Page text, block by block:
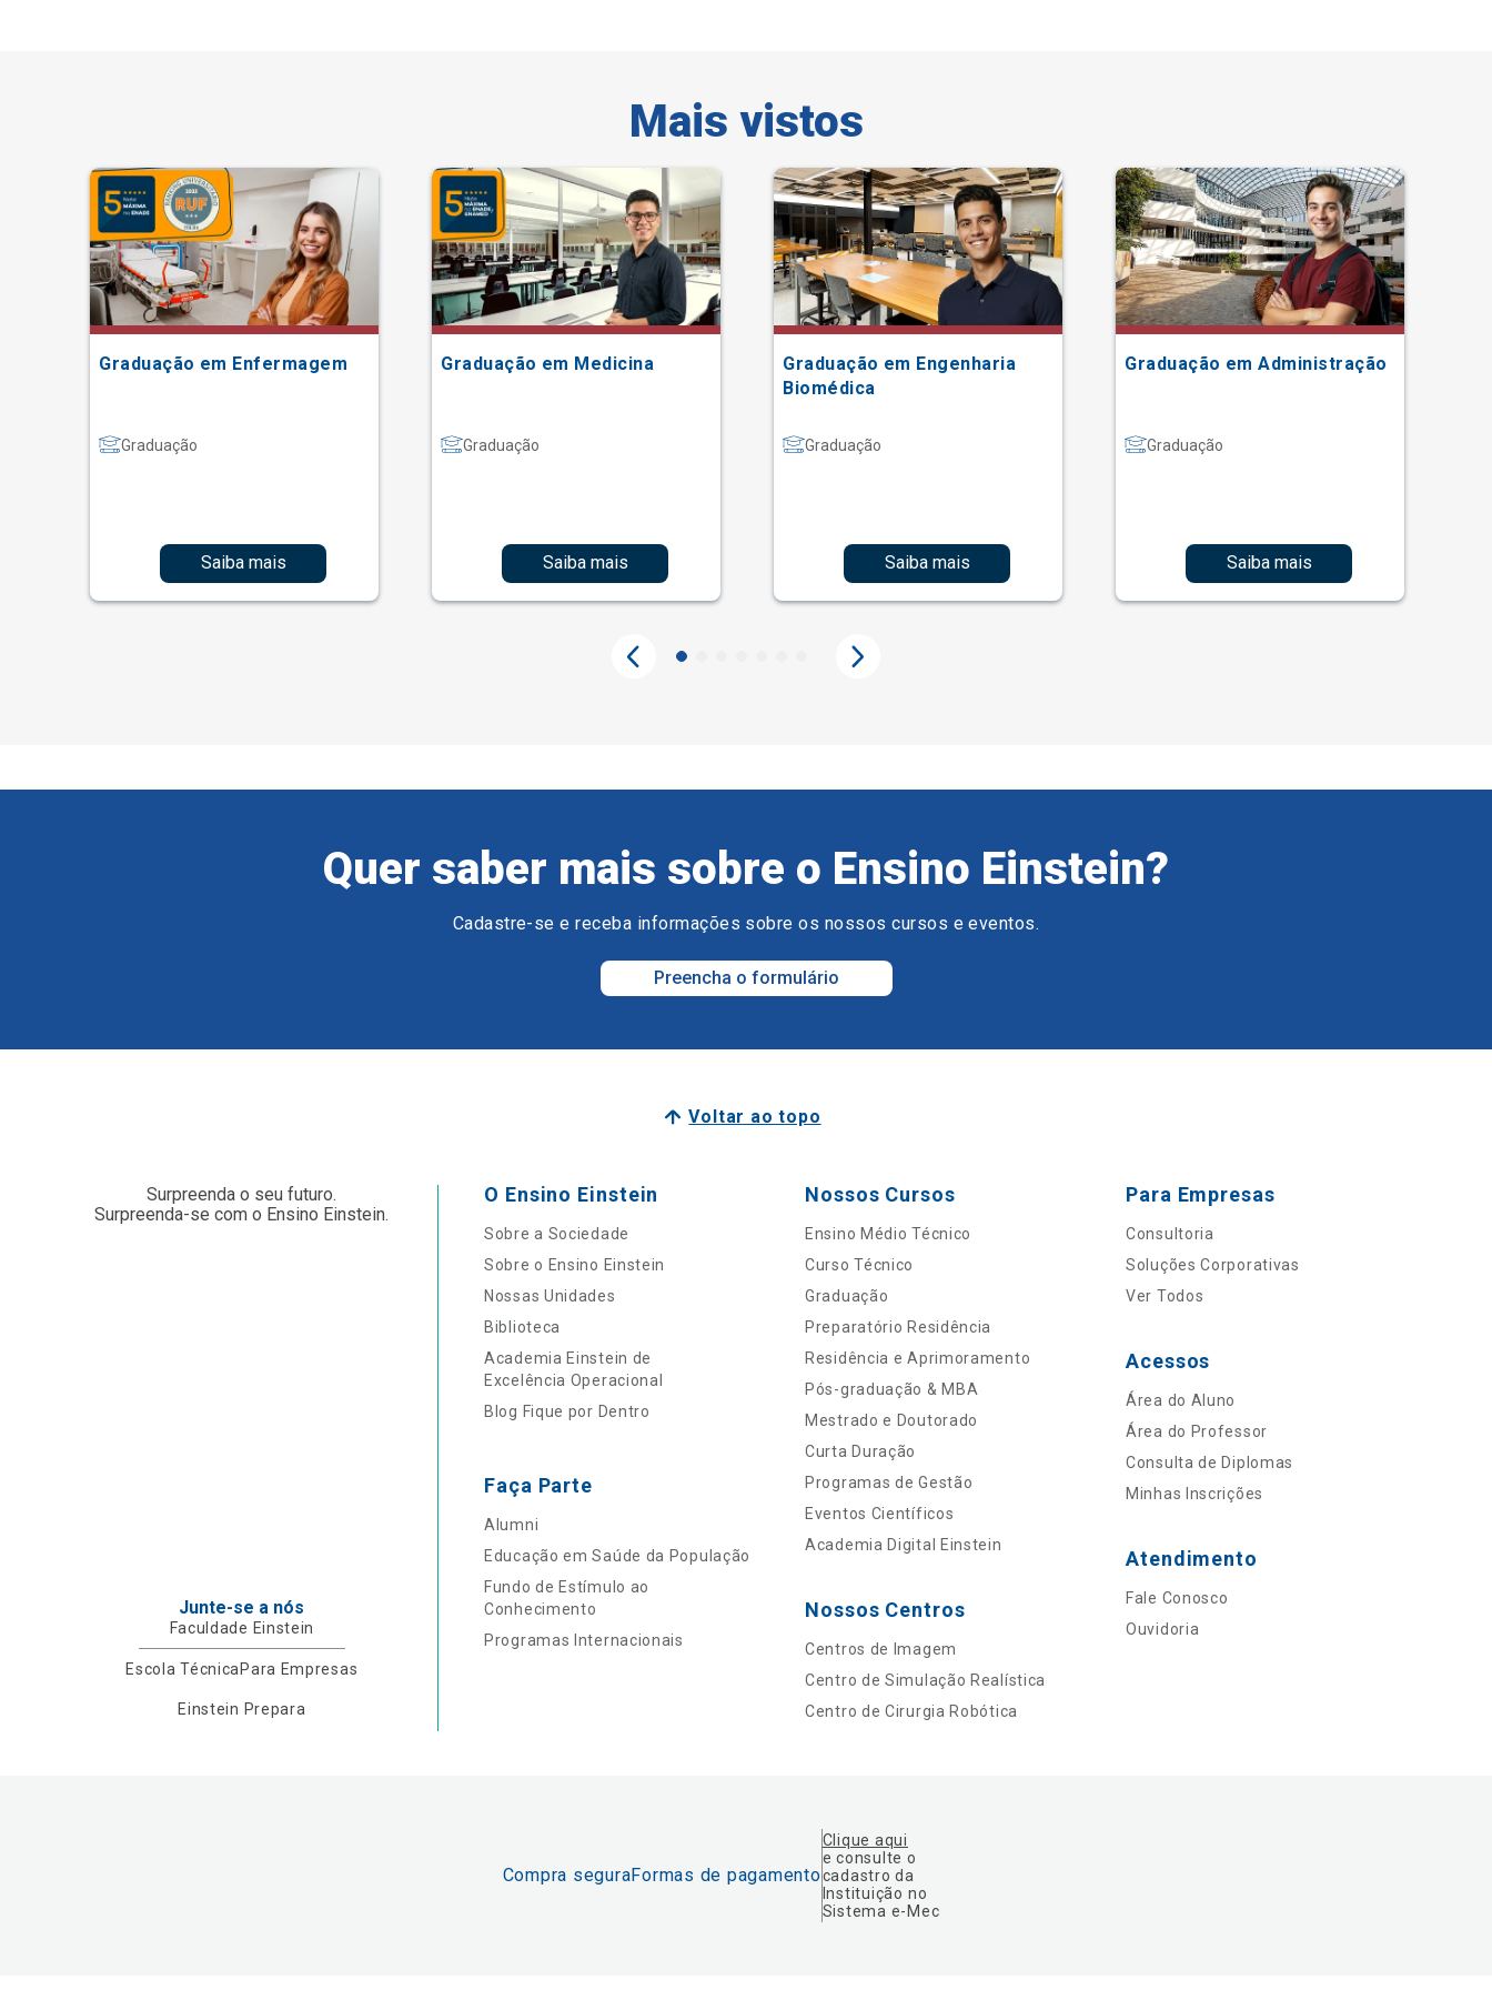
Mais vistos
Graduação em Enfermagem
Graduação
Saiba mais
Graduação em Medicina
Graduação
Saiba mais
Graduação em Engenharia
Biomédica
Graduação
Saiba mais
Graduação em Administração
Graduação
Saiba mais
Quer saber mais sobre o Ensino Einstein?
Cadastre-se e receba informações sobre os nossos cursos e eventos.
Preencha o formulário
Voltar ao topo
Surpreenda o seu futuro.
Surpreenda-se com o Ensino Einstein.
Junte-se a nós
Faculdade Einstein
Escola Técnica Para Empresas
Einstein Prepara
O Ensino Einstein
Sobre a Sociedade
Sobre o Ensino Einstein
Nossas Unidades
Biblioteca
Academia Einstein de
Excelência Operacional
Blog Fique por Dentro
Faça Parte
Alumni
Educação em Saúde da População
Fundo de Estímulo ao
Conhecimento
Programas Internacionais
Nossos Cursos
Ensino Médio Técnico
Curso Técnico
Graduação
Preparatório Residência
Residência e Aprimoramento
Pós-graduação & MBA
Mestrado e Doutorado
Curta Duração
Programas de Gestão
Eventos Científicos
Academia Digital Einstein
Nossos Centros
Centros de Imagem
Centro de Simulação Realística
Centro de Cirurgia Robótica
Para Empresas
Consultoria
Soluções Corporativas
Ver Todos
Acessos
Área do Aluno
Área do Professor
Consulta de Diplomas
Minhas Inscrições
Atendimento
Fale Conosco
Ouvidoria
Compra seguraFormas de pagamento
Clique aqui
e consulte o
cadastro da
Instituição no
Sistema e-Mec